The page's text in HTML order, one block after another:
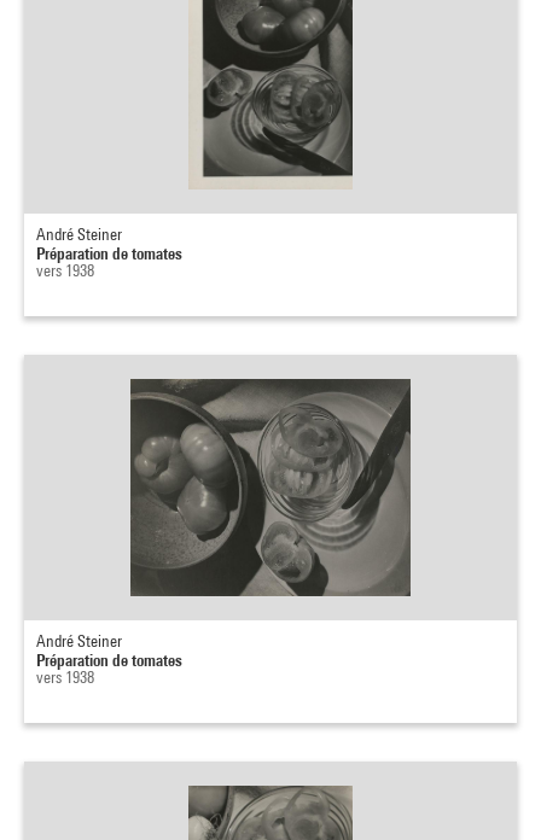
André Steiner
Préparation de tomates
vers 1938
André Steiner
Préparation de tomates
vers 1938